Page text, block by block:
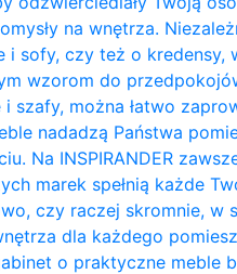
na wnętrza.
sofy, czy też o kredensy,
wzorom do
szafy, można łatwo
nadadzą Państwa
Na INSPIRANDER
marek spełnią każde
czy raczej skromnie,
dla każdego
o praktyczne meble